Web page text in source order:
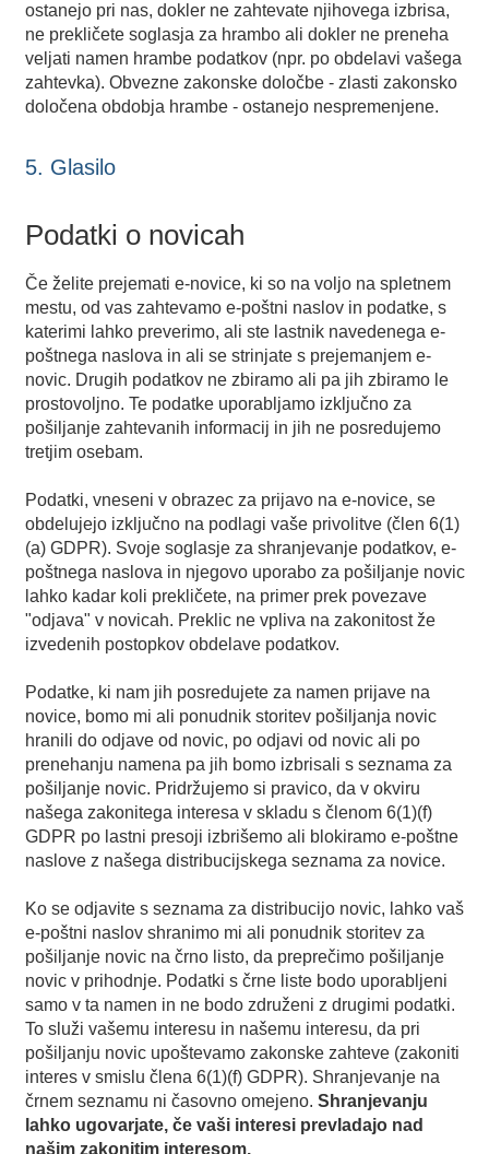
ostanejo pri nas, dokler ne zahtevate njihovega izbrisa,
ne prekličete soglasja za hrambo ali dokler ne preneha
veljati namen hrambe podatkov (npr. po obdelavi vašega
zahtevka). Obvezne zakonske določbe - zlasti zakonsko
določena obdobja hrambe - ostanejo nespremenjene.
5. Glasilo
Podatki o novicah
Če želite prejemati e-novice, ki so na voljo na spletnem
mestu, od vas zahtevamo e-poštni naslov in podatke, s
katerimi lahko preverimo, ali ste lastnik navedenega e-
poštnega naslova in ali se strinjate s prejemanjem e-
novic. Drugih podatkov ne zbiramo ali pa jih zbiramo le
prostovoljno. Te podatke uporabljamo izključno za
pošiljanje zahtevanih informacij in jih ne posredujemo
tretjim osebam.
Podatki, vneseni v obrazec za prijavo na e-novice, se
obdelujejo izključno na podlagi vaše privolitve (člen 6(1)
(a) GDPR). Svoje soglasje za shranjevanje podatkov, e-
poštnega naslova in njegovo uporabo za pošiljanje novic
lahko kadar koli prekličete, na primer prek povezave
"odjava" v novicah. Preklic ne vpliva na zakonitost že
izvedenih postopkov obdelave podatkov.
Podatke, ki nam jih posredujete za namen prijave na
novice, bomo mi ali ponudnik storitev pošiljanja novic
hranili do odjave od novic, po odjavi od novic ali po
prenehanju namena pa jih bomo izbrisali s seznama za
pošiljanje novic. Pridržujemo si pravico, da v okviru
našega zakonitega interesa v skladu s členom 6(1)(f)
GDPR po lastni presoji izbrišemo ali blokiramo e-poštne
naslove z našega distribucijskega seznama za novice.
Ko se odjavite s seznama za distribucijo novic, lahko vaš
e-poštni naslov shranimo mi ali ponudnik storitev za
pošiljanje novic na črno listo, da preprečimo pošiljanje
novic v prihodnje. Podatki s črne liste bodo uporabljeni
samo v ta namen in ne bodo združeni z drugimi podatki.
To služi vašemu interesu in našemu interesu, da pri
pošiljanju novic upoštevamo zakonske zahteve (zakoniti
interes v smislu člena 6(1)(f) GDPR). Shranjevanje na
črnem seznamu ni časovno omejeno. Shranjevanju
lahko ugovarjate, če vaši interesi prevladajo nad
našim zakonitim interesom.